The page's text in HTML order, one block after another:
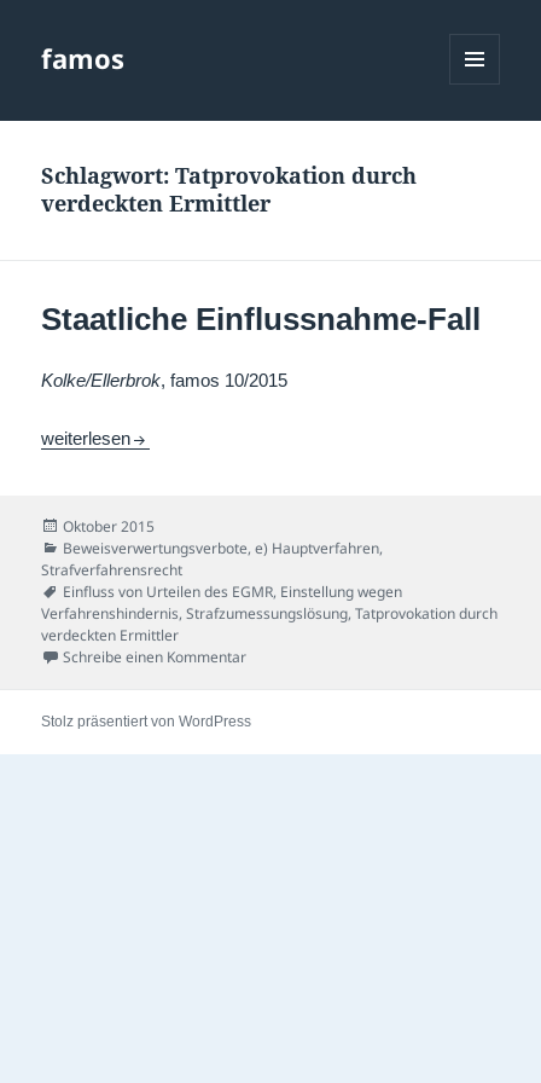
famos
Schlagwort:Tatprovokation durch
verdeckten Ermittler
Staatliche Einflussnahme-Fall
Kolke/Ellerbrok, famos 10/2015
Staatliche Einflussnahme-Fall
weiterlesen
Veröffentlicht
am
Oktober 2015
Kategorien
Beweisverwertungsverbote,e) Hauptverfahren,
Strafverfahrensrecht
Schlagwörter
Einfluss von Urteilen des EGMR, Einstellung wegen
Verfahrenshindernis,Strafzumessungslösung,Tatprovokation durch
verdeckten Ermittler
Schreibe einen Kommentarzu Staatliche Einflussnahme-Fall
Stolz präsentiert von WordPress